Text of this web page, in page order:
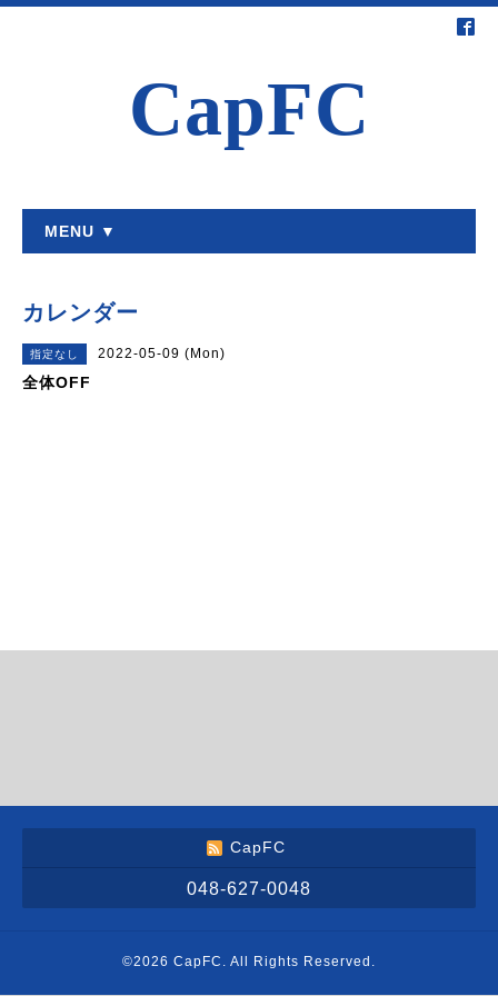
CapFC
MENU ▼
カレンダー
指定なし 2022-05-09 (Mon)
全体OFF
CapFC
048-627-0048
©2026 CapFC . All Rights Reserved.